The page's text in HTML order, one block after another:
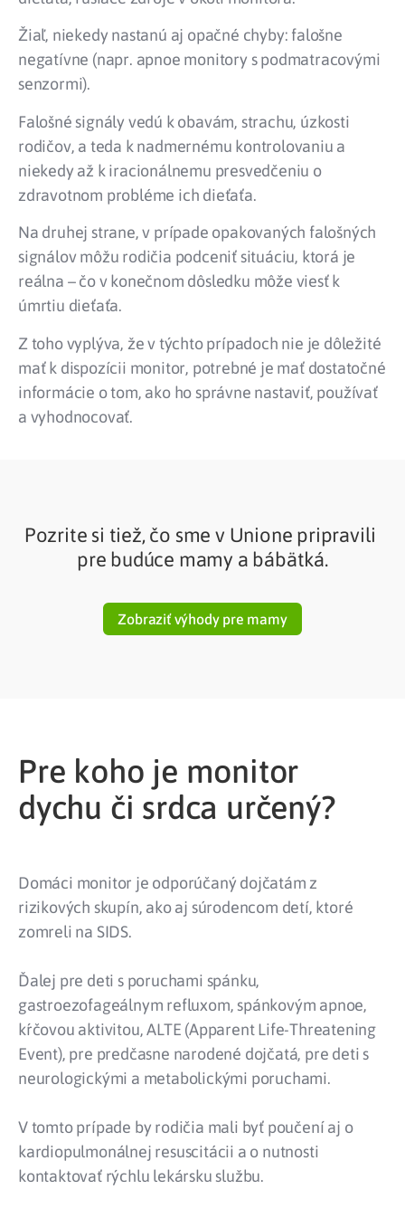
Žiaľ, niekedy nastanú aj opačné chyby: falošne
negatívne (napr. apnoe monitory s podmatracovými
senzormi).
Falošné signály vedú k obavám, strachu, úzkosti
rodičov, a teda k nadmernému kontrolovaniu a
niekedy až k iracionálnemu presvedčeniu o
zdravotnom probléme ich dieťaťa.
Na druhej strane, v prípade opakovaných falošných
signálov môžu rodičia podceniť situáciu, ktorá je
reálna – čo v konečnom dôsledku môže viesť k
úmrtiu dieťaťa.
Z toho vyplýva, že v týchto prípadoch nie je dôležité
mať k dispozícii monitor, potrebné je mať dostatočné
informácie o tom, ako ho správne nastaviť, používať
a vyhodnocovať.
Pozrite si tiež, čo sme v Unione pripravili
pre budúce mamy a bábätká.
Zobraziť výhody pre mamy
Pre koho je monitor
dychu či srdca určený?
Domáci monitor je odporúčaný dojčatám z
rizikových skupín, ako aj súrodencom detí, ktoré
zomreli na SIDS.
Ďalej pre deti s poruchami spánku,
gastroezofageálnym refluxom, spánkovým apnoe,
kŕčovou aktivitou, ALTE (Apparent Life-Threatening
Event), pre predčasne narodené dojčatá, pre deti s
neurologickými a metabolickými poruchami.
V tomto prípade by rodičia mali byť poučení aj o
kardiopulmonálnej resuscitácii a o nutnosti
kontaktovať rýchlu lekársku službu.